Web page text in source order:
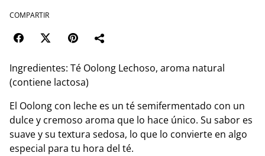
COMPARTIR
Ingredientes: Té Oolong Lechoso, aroma natural
(contiene lactosa)
El Oolong con leche es un té semifermentado con un
dulce y cremoso aroma que lo hace único. Su sabor es
suave y su textura sedosa, lo que lo convierte en algo
especial para tu hora del té.